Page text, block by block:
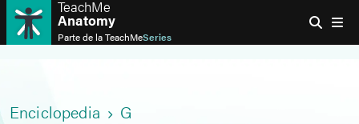
TeachMe
Anatomy
Parte de laTeachMeSeries
Enciclopedia G